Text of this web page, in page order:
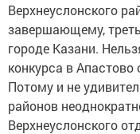
Верхнеуслонского
завершающему,
городе Казани.
конкурса в
Потому и не
районов
Верхнеуслонского